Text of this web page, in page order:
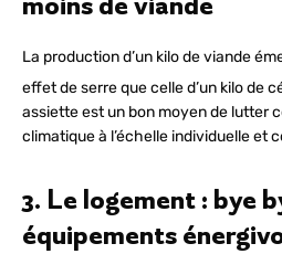
La production d’un kilo de viande
effet de serre que celle d’un kilo de
assiette est un bon moyen de lutter
climatique à l’échelle individuelle et
3. Le logement : bye
équipements